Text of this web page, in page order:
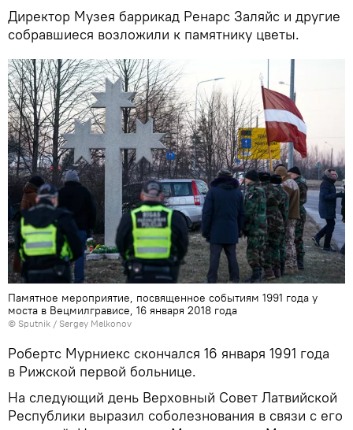
Директор Музея баррикад Ренарс Заляйс и другие
собравшиеся возложили к памятнику цветы.
Памятное мероприятие, посвященное событиям 1991 года у
моста в Вецмилгрависе, 16 января 2018 года
© Sputnik / Sergey Melkonov
Робертс Мурниекс скончался 16 января 1991 года
в Рижской первой больнице.
На следующий день Верховный Совет Латвийской
Республики выразил соболезнования в связи с его